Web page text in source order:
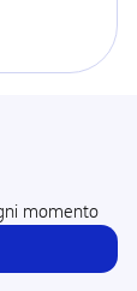
momento